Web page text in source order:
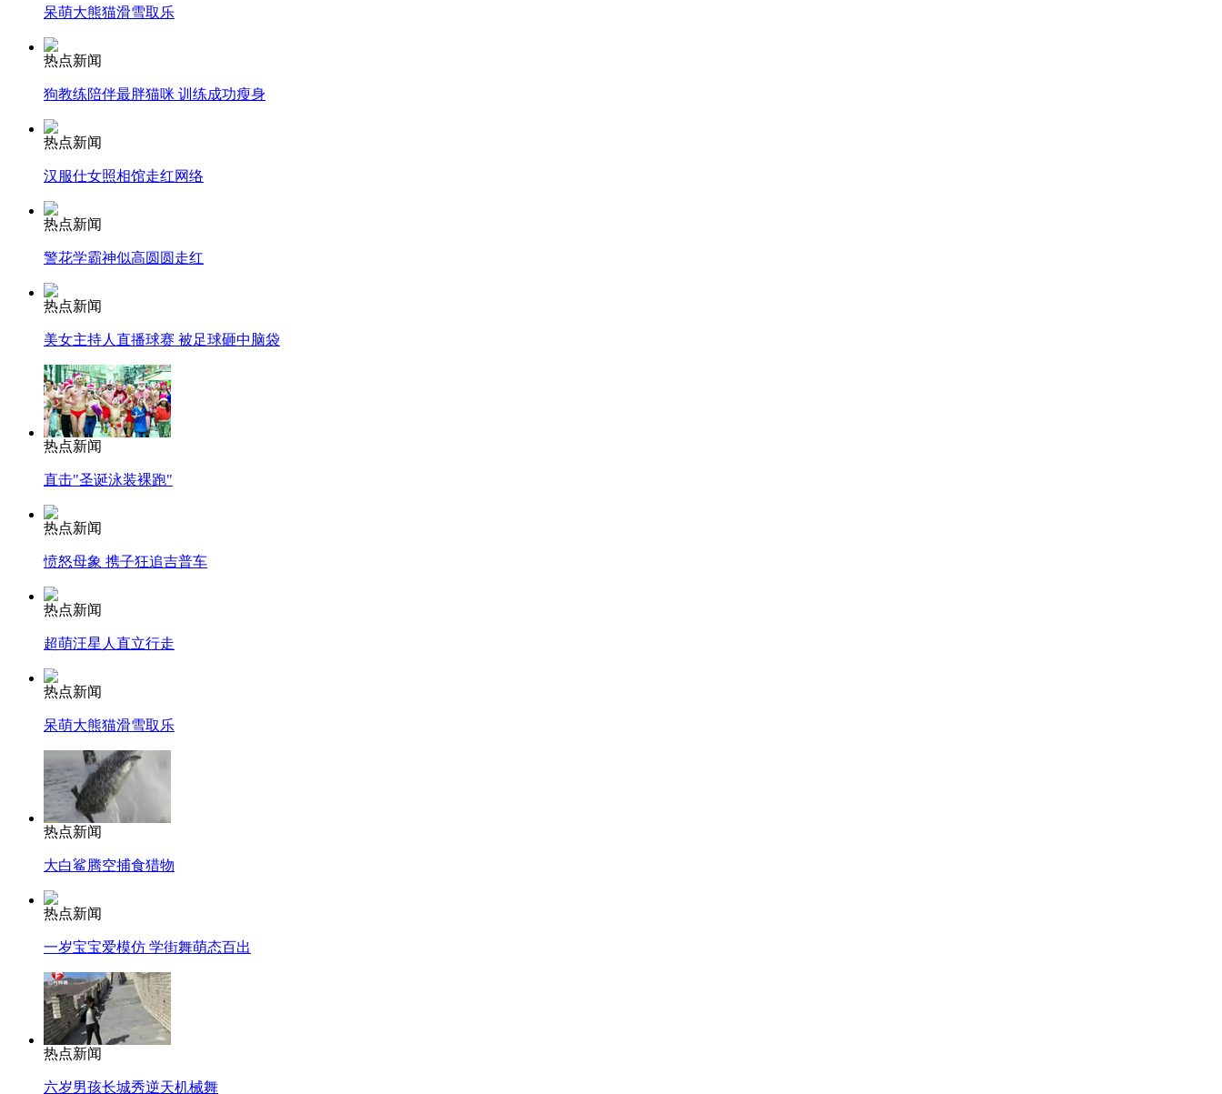
消防员救轻生者 花炮节热闹非凡 减压"枕头大战"
司机酒驾遇交警 急速倒车逃窜
呆萌大熊猫滑雪取乐
热点新闻
狗教练陪伴最胖猫咪 训练成功瘦身
热点新闻
汉服仕女照相馆走红网络
热点新闻
警花学霸神似高圆圆走红
热点新闻
美女主持人直播球赛 被足球砸中脑袋
热点新闻
直击"圣诞泳装裸跑"
热点新闻
愤怒母象 携子狂追吉普车
热点新闻
超萌汪星人直立行走
热点新闻
呆萌大熊猫滑雪取乐
热点新闻
大白鲨腾空捕食猎物
热点新闻
一岁宝宝爱模仿 学街舞萌态百出
热点新闻
六岁男孩长城秀逆天机械舞